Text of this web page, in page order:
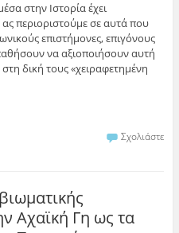
στην Ιστορία έχει
περιοριστούμε σε αυτά που
επιστήμονες, επιγόνους
να αξιοποιήσουν αυτή
δική τους «χειραφετημένη
Σχολιάστε
Αχαϊκή Γη ως τα